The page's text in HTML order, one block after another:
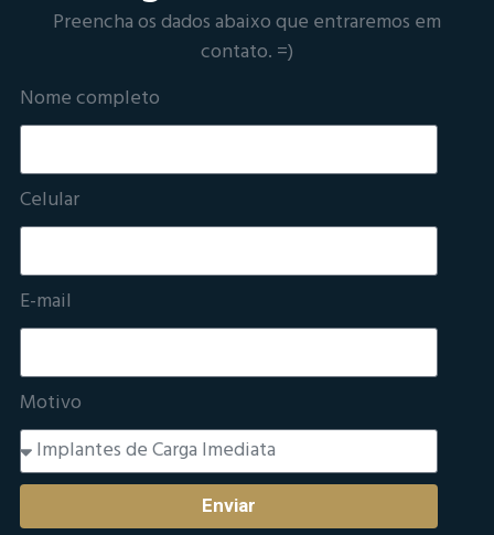
Preencha os dados abaixo que entraremos em
contato. =)
Nome completo
Celular
E-mail
Motivo
Enviar